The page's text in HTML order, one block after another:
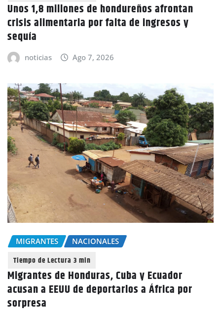
Unos 1,8 millones de hondureños afrontan
crisis alimentaria por falta de ingresos y
sequía
noticias Ago 7, 2026
MIGRANTES NACIONALES
Migrantes de Honduras, Cuba y Ecuador
acusan a EEUU de deportarlos a África por
sorpresa